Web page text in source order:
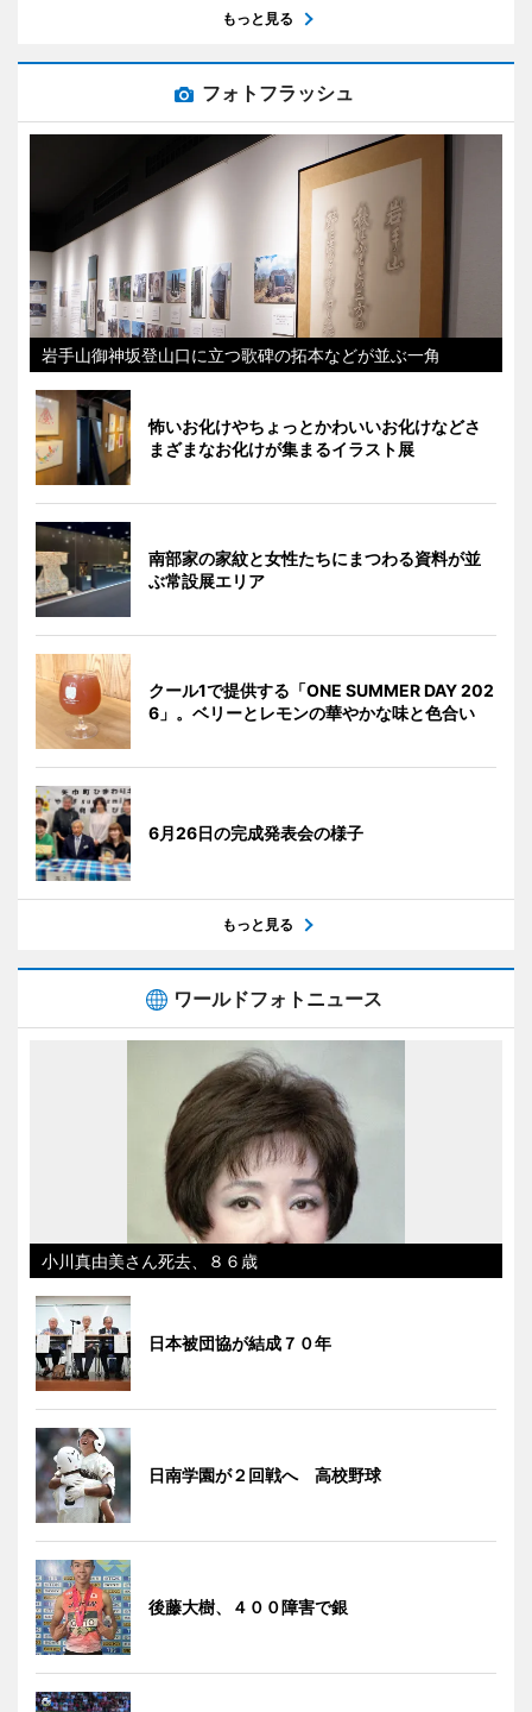
もっと見る
フォトフラッシュ
岩手山御神坂登山口に立つ歌碑の拓本などが並ぶ一角
怖いお化けやちょっとかわいいお化けなどさ
まざまなお化けが集まるイラスト展
南部家の家紋と女性たちにまつわる資料が並
ぶ常設展エリア
クール1で提供する「ONE SUMMER DAY 202
6」。ベリーとレモンの華やかな味と色合い
6月26日の完成発表会の様子
もっと見る
ワールドフォトニュース
小川真由美さん死去、８６歳
日本被団協が結成７０年
日南学園が２回戦へ 高校野球
後藤大樹、４００障害で銀